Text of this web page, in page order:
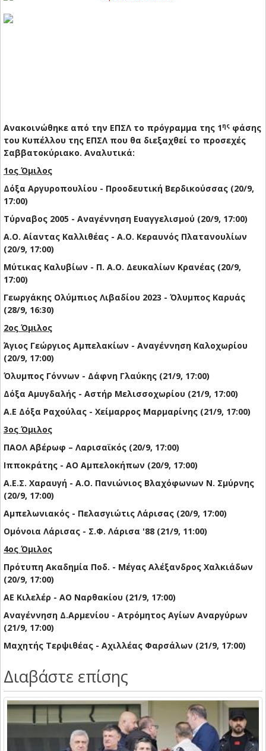
Ανακοινώθηκε από την ΕΠΣΛ το πρόγραμμα της 1ης φάσης
του Κυπέλλου της ΕΠΣΛ που θα διεξαχθεί το προσεχές
Σαββατοκύριακο. Αναλυτικά:
1ος Όμιλος
Δόξα Αργυροπουλίου - Προοδευτική Βερδικούσσας (20/9,
17:00)
Τύρναβος 2005 - Αναγέννηση Ευαγγελισμού (20/9, 17:00)
Α.Ο. Αίαντας Καλλιθέας - Α.Ο. Κεραυνός Πλατανουλίων
(20/9, 17:00)
Μύτικας Καλυβίων - Π. Α.Ο. Δευκαλίων Κρανέας (20/9,
17:00)
Γεωργάκης Ολύμπιος Λιβαδίου 2023 - Όλυμπος Καρυάς
(28/9, 16:30)
2ος Όμιλος
Άγιος Γεώργιος Αμπελακίων - Αναγέννηση Καλοχωρίου
(20/9, 17:00)
Όλυμπος Γόννων - Δάφνη Γλαύκης (21/9, 17:00)
Δόξα Αμυγδαλής - Αστήρ Μελισσοχωρίου (21/9, 17:00)
Α.Ε Δόξα Ραχούλας - Χείμαρρος Μαρμαρίνης (21/9, 17:00)
3ος Όμιλος
ΠΑΟΛ Αβέρωφ – Λαρισαϊκός (20/9, 17:00)
Ιπποκράτης - ΑΟ Αμπελοκήπων (20/9, 17:00)
Α.Ε.Σ. Χαραυγή - Α.Ο. Πανιώνιος Βλαχόφωνων Ν. Σμύρνης
(20/9, 17:00)
Αμπελωνιακός - Πελασγιώτις Λάρισας (20/9, 17:00)
Ομόνοια Λάρισας - Σ.Φ. Λάρισα '88 (21/9, 11:00)
4ος Όμιλος
Πρότυπη Ακαδημία Ποδ. - Μέγας Αλέξανδρος Χαλκιάδων
(20/9, 17:00)
ΑΕ Κιλελέρ - ΑΟ Ναρθακίου (21/9, 17:00)
Αναγέννηση Δ.Αρμενίου - Ατρόμητος Αγίων Αναργύρων
(21/9, 17:00)
Μαχητής Τερψιθέας - Αχιλλέας Φαρσάλων (21/9, 17:00)
Διαβάστε επίσης